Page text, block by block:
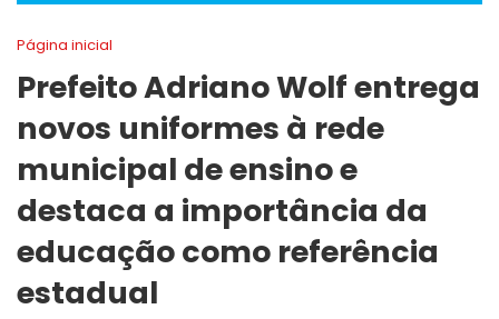
Página inicial
Prefeito Adriano Wolf entrega
novos uniformes à rede
municipal de ensino e
destaca a importância da
educação como referência
estadual